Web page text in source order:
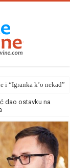
i “Igranka k’o nekad”
dao ostavku na